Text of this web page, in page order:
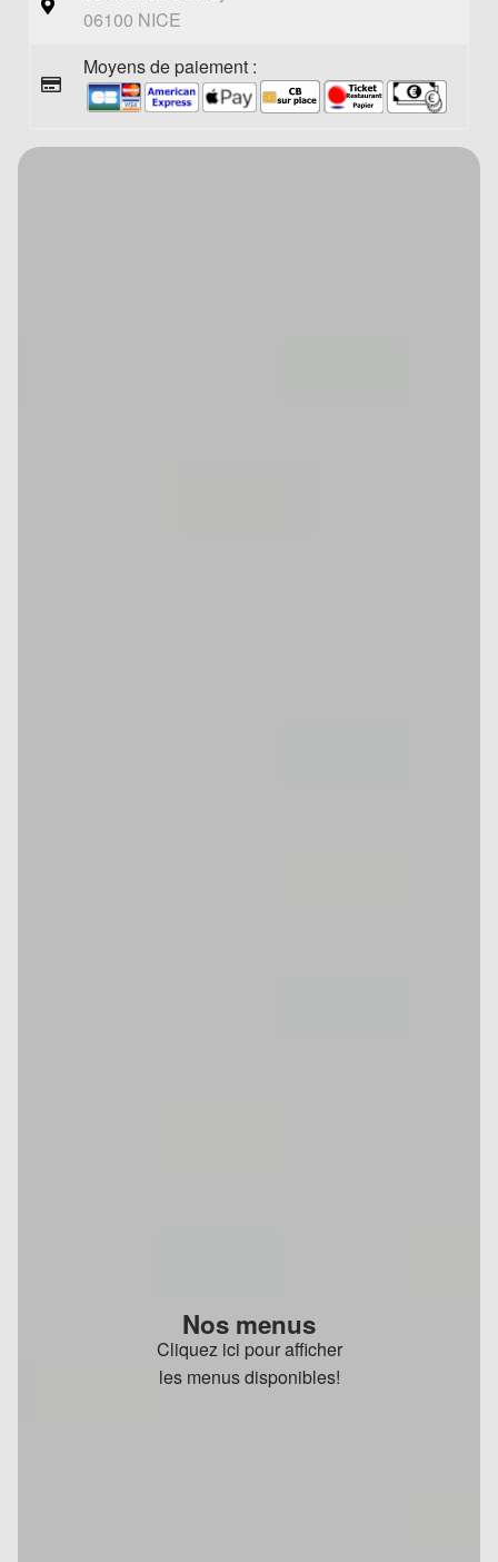
06100 NICE
Moyens de paiement :
Nos menus
Cliquez ici pour afficher
les menus disponibles!